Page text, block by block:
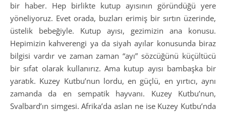
bir haber. Hep birlikte kutup ayısının göründüğü yere
yöneliyoruz. Evet orada, buzları erimiş bir sırtın üzerinde,
üstelik bebeğiyle. Kutup ayısı, gezimizin ana konusu.
Hepimizin kahverengi ya da siyah ayılar konusunda biraz
bilgisi vardır ve zaman zaman “ayı” sözcüğünü küçültücü
bir sıfat olarak kullanırız. Ama kutup ayısı bambaşka bir
yaratık. Kuzey Kutbu’nun lordu, en güçlü, en yırtıcı, aynı
zamanda da en sempatik hayvanı. Kuzey Kutbu’nun,
Svalbard’ın simgesi. Afrika’da aslan ne ise Kuzey Kutbu’nda